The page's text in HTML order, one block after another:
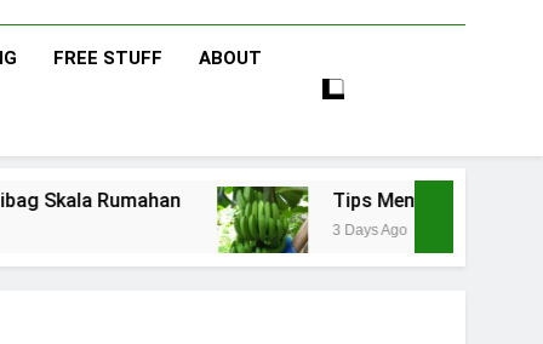
FREE STUFF ABOUT
Tips Menanam Pisang : Pentingnya
3 Days Ago